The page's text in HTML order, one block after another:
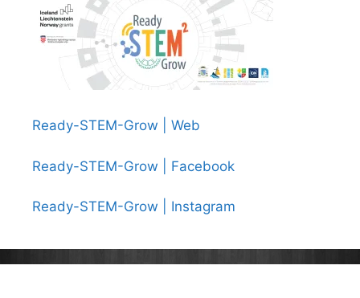
Ready-STEM-Grow | Web
Ready-STEM-Grow | Facebook
Ready-STEM-Grow | Instagram